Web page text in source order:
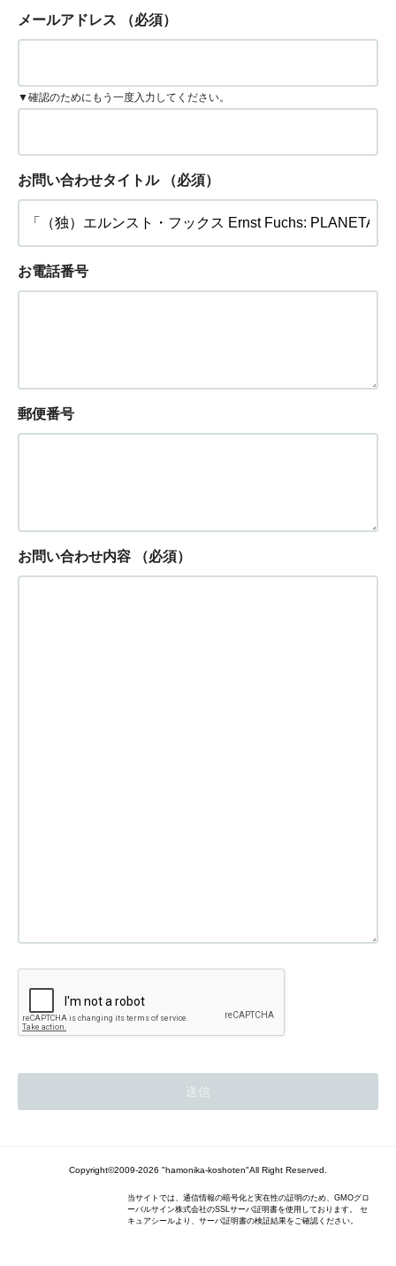
メールアドレス （必須）
▼確認のためにもう一度入力してください。
お問い合わせタイトル （必須）
お電話番号
郵便番号
お問い合わせ内容 （必須）
Copyright©2009-2026 "hamonika-koshoten"All Right Reserved.
当サイトでは、通信情報の暗号化と実在性の証明のため、GMOグロ
ーバルサイン株式会社のSSLサーバ証明書を使用しております。 セ
キュアシールより、サーバ証明書の検証結果をご確認ください。